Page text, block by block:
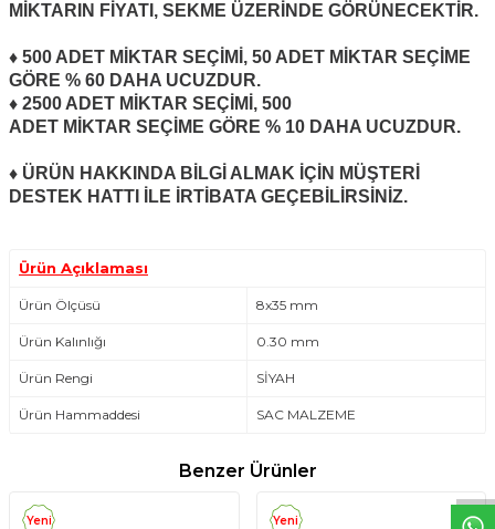
MİKTARIN FİYATI, SEKME ÜZERİNDE GÖRÜNECEKTİR.
♦ 500 ADET MİKTAR SEÇİMİ, 50 ADET MİKTAR SEÇİME
GÖRE % 60 DAHA UCUZDUR.
♦ 2500 ADET MİKTAR SEÇİMİ , 500
ADET MİKTAR SEÇİME GÖRE % 10 DAHA UCUZDUR.
♦ ÜRÜN HAKKINDA BİLGİ ALMAK İÇİN MÜŞTERİ
DESTEK HATTI İLE İRTİBATA GEÇEBİLİRSİNİZ.
Ürün Açıklaması
Ürün Ölçüsü 8x35 mm
Ürün Kalınlığı 0.30 mm
Ürün Rengi SİYAH
Ürün Hammaddesi SAC MALZEME
Benzer Ürünler
Yeni Yeni